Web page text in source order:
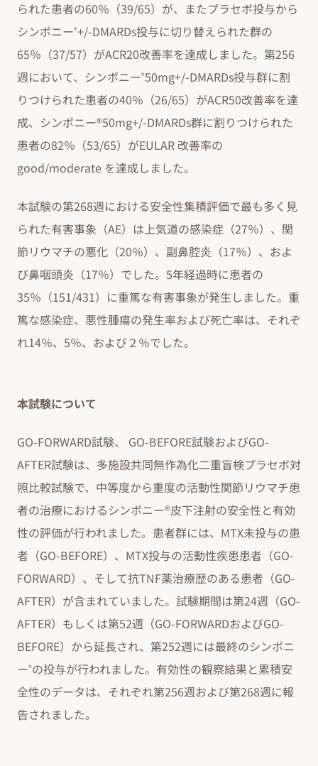
られた患者の60％（39/65）が、またプラセボ投与から
シンポニー®+/-DMARDs投与に切り替えられた群の
65％（37/57）がACR20改善率を達成しました。第256
週において、シンポニー®50mg+/-DMARDs投与群に割
りつけられた患者の40％（26/65）がACR50改善率を達
成、シンポニー®50mg+/-DMARDs群に割りつけられた
患者の82％（53/65）がEULAR 改善率の
good/moderate を達成しました。
本試験の第268週における安全性集積評価で最も多く見
られた有害事象（AE）は上気道の感染症（27％）、関
節リウマチの悪化（20％）、副鼻腔炎（17％）、およ
び鼻咽頭炎（17％）でした。5年経過時に患者の
35％（151/431）に重篤な有害事象が発生しました。重
篤な感染症、悪性腫瘍の発生率および死亡率は、それぞ
れ14％、5％、および２％でした。
本試験について
GO-FORWARD試験、 GO-BEFORE試験およびGO-
AFTER試験は、多施設共同無作為化二重盲検プラセボ対
照比較試験で、中等度から重度の活動性関節リウマチ患
者の治療におけるシンポニー®皮下注射の安全性と有効
性の評価が行われました。患者群には、MTX未投与の患
者（GO-BEFORE）、MTX投与の活動性疾患患者（GO-
FORWARD）、そして抗TNF薬治療歴のある患者（GO-
AFTER）が含まれていました。試験期間は第24週（GO-
AFTER）もしくは第52週（GO-FORWARDおよびGO-
BEFORE）から延長され、第252週には最終のシンポニ
ー®の投与が行われました。有効性の観察結果と累積安
全性のデータは、それぞれ第256週および第268週に報
告されました。